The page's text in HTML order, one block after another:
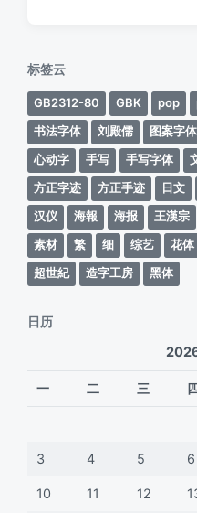
标签云
GB2312-80 GBK pop
书法字体
刘殿儒 图案字体
心动字
手写 手写字体
方正字迹
方正手迹 日文
汉仪
海報 海报 王漢宗
素材
繁 细 综艺 花体
超世紀
造字工房 黑体
日历
一 二 三
3 4 5 6
10 11 12